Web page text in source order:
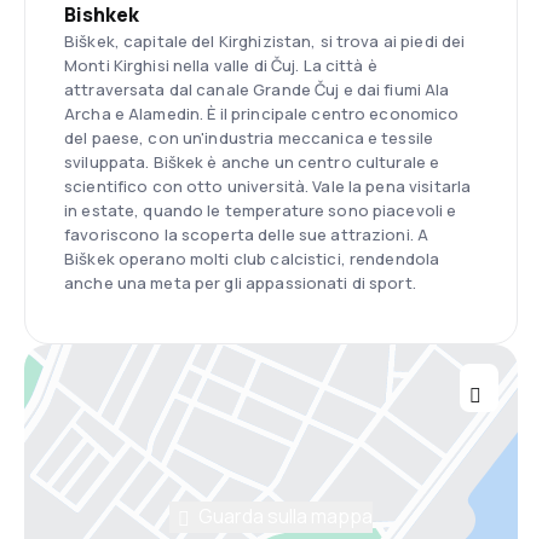
Bishkek
Biškek, capitale del Kirghizistan, si trova ai piedi dei
Monti Kirghisi nella valle di Čuj. La città è
attraversata dal canale Grande Čuj e dai fiumi Ala
Archa e Alamedin. È il principale centro economico
del paese, con un'industria meccanica e tessile
sviluppata. Biškek è anche un centro culturale e
scientifico con otto università. Vale la pena visitarla
in estate, quando le temperature sono piacevoli e
favoriscono la scoperta delle sue attrazioni. A
Biškek operano molti club calcistici, rendendola
anche una meta per gli appassionati di sport.